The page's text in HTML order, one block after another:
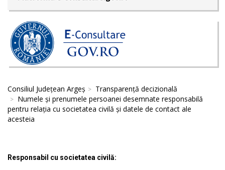
Consiliul Județean Argeș
Transparență decizională
Numele şi prenumele persoanei desemnate responsabilă
pentru relaţia cu societatea civilă şi datele de contact ale
acesteia
Responsabil cu societatea civilă: